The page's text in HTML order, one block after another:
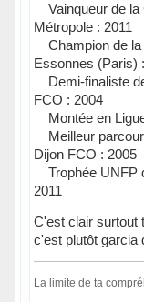
Vainqueur de la
Métropole : 2011
Champion de la
Essonnes (Paris)
Demi-finaliste
FCO : 2004
Montée en
Meilleur
Dijon FCO : 2005
Trophée UNFP
2011
C'est clair surtout
c'est plutôt garcia
La limite de ta